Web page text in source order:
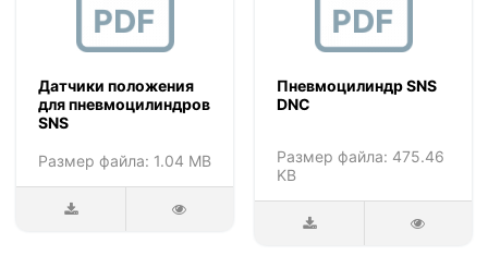
Датчики положения
для пневмоцилиндров
SNS
Размер файла: 1.04 MB
Пневмоцилиндр SNS
DNC
Размер файла: 475.46
KB